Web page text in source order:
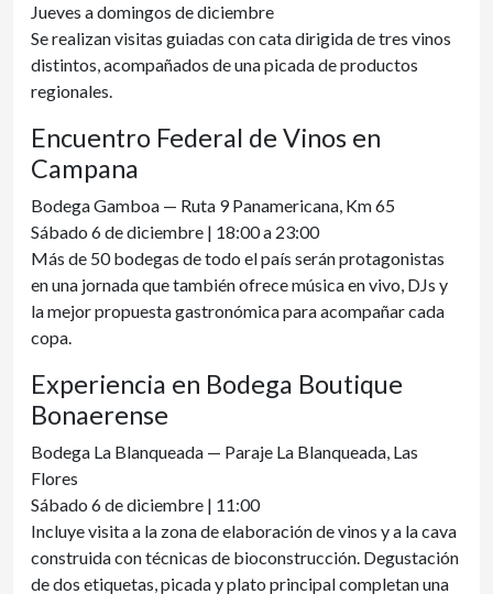
Jueves a domingos de diciembre
Se realizan visitas guiadas con cata dirigida de tres vinos
distintos, acompañados de una picada de productos
regionales.
Encuentro Federal de Vinos en
Campana
Bodega Gamboa — Ruta 9 Panamericana, Km 65
Sábado 6 de diciembre | 18:00 a 23:00
Más de 50 bodegas de todo el país serán protagonistas
en una jornada que también ofrece música en vivo, DJs y
la mejor propuesta gastronómica para acompañar cada
copa.
Experiencia en Bodega Boutique
Bonaerense
Bodega La Blanqueada — Paraje La Blanqueada, Las
Flores
Sábado 6 de diciembre | 11:00
Incluye visita a la zona de elaboración de vinos y a la cava
construida con técnicas de bioconstrucción. Degustación
de dos etiquetas, picada y plato principal completan una